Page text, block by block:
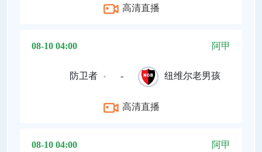
高清直播
08-10 04:00 阿甲
防卫者 - 纽维尔老男孩
高清直播
08-10 04:00 阿甲